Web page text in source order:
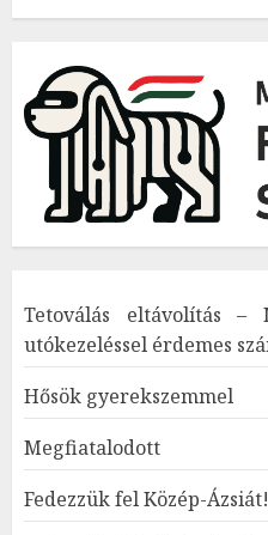
Tetoválás eltávolítás –
utókezeléssel érdemes
Hősök gyerekszemmel
Megfiatalodott
Fedezzük fel Közép-